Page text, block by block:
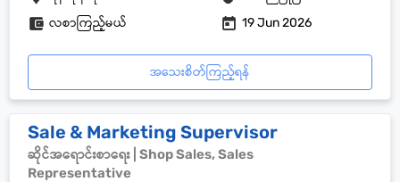
လစာကြည့်မယ် 19 Jun 2026
အသေးစိတ်ကြည့်ရန်
Sale & Marketing Supervisor
ဆိုင်အရောင်းစာရေး | Shop Sales, Sales
Representative